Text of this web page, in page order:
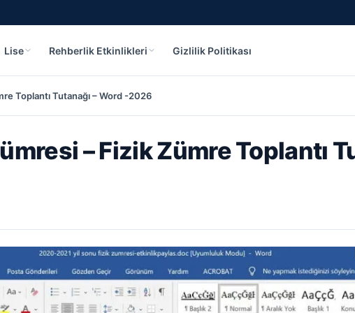
Lise Rehberlik Etkinlikleri Gizlilik Politikası
Toplantı Tutanağı – Word -2026
– Fizik Zümre Toplantı